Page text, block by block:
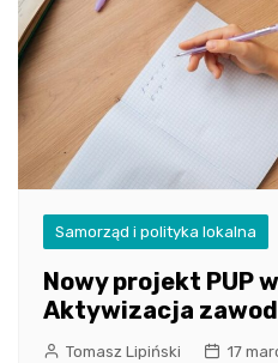
Samorząd i polityka lokalna
Nowy projekt PUP
Aktywizacja
Tomasz Lipiński 17